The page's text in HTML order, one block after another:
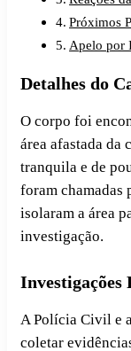
Próximos
Apelo por
Detalhes do
O corpo foi
área afastada da
tranquila e de
foram chamadas
isolaram a área
investigação.
Investigações
A Polícia Civil e
coletar